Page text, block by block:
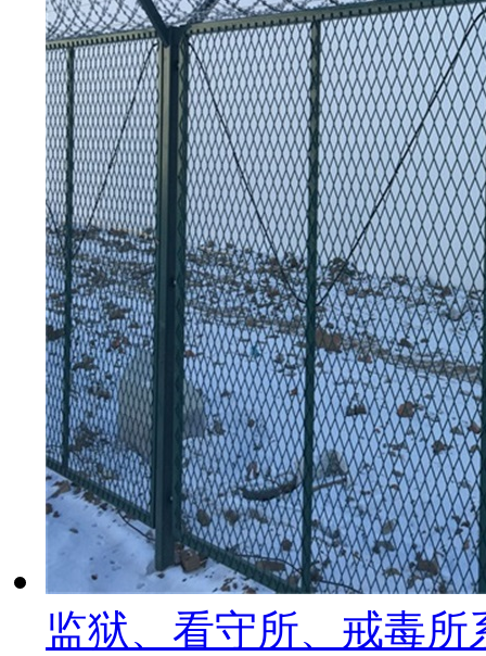
监狱、看守所、戒毒所